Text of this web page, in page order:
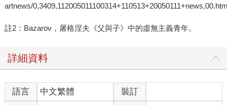
artnews/
註2：Bazarov，屠格涅夫《父與子》中的虛無主義青年。
詳細資料
語言 中文繁體
裝訂